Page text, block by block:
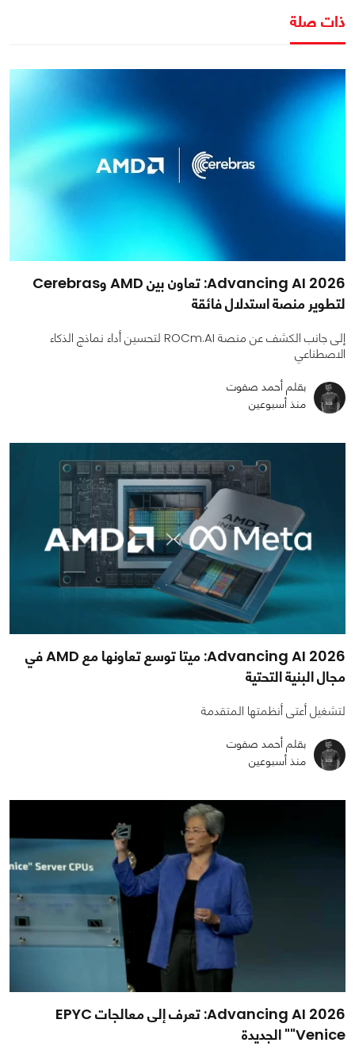
ذات صلة
Advancing AI 2026: تعاون بين AMD وCerebras
لتطوير منصة استدلال فائقة
إلى جانب الكشف عن منصة ROCm.AI لتحسين أداء نماذج الذكاء
الاصطناعي
بقلم أحمد صفوت
منذ أسبوعين
Advancing AI 2026: ميتا توسع تعاونها مع AMD في
مجال البنية التحتية
لتشغيل أعتى أنظمتها المتقدمة
بقلم أحمد صفوت
منذ أسبوعين
Advancing AI 2026: تعرف إلى معالجات EPYC
"Venice" الجديدة